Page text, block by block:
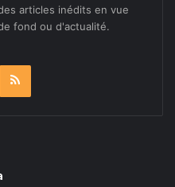
articles inédits en vue
fond ou d'actualité.